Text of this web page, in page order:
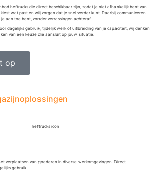
heftrucks die direct beschikbaar zijn, zodat je niet afhankelijk bent van
wat past en wij zorgen dat je snel verder kunt. Daarbij communiceren
aan toe bent, zonder verrassingen achteraf.
dagelijks gebruik, tijdelijk werk of uitbreiding van je capaciteit, wij denken
van een keuze die aansluit op jouw situatie.
op
verplaatsen van goederen in diverse werkomgevingen. Direct
gebruik.